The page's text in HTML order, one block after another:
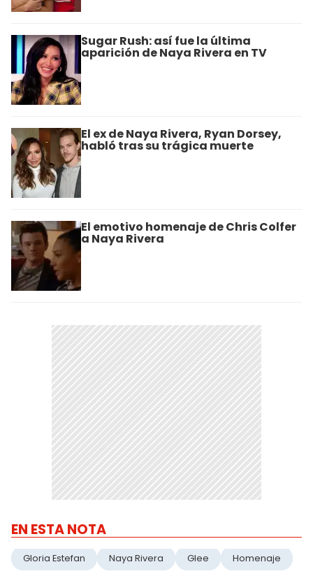
Sugar Rush: así fue la última
aparición de Naya Rivera en TV
El ex de Naya Rivera, Ryan Dorsey,
habló tras su trágica muerte
El emotivo homenaje de Chris Colfer
a Naya Rivera
EN ESTA NOTA
Gloria Estefan Naya Rivera Glee Homenaje